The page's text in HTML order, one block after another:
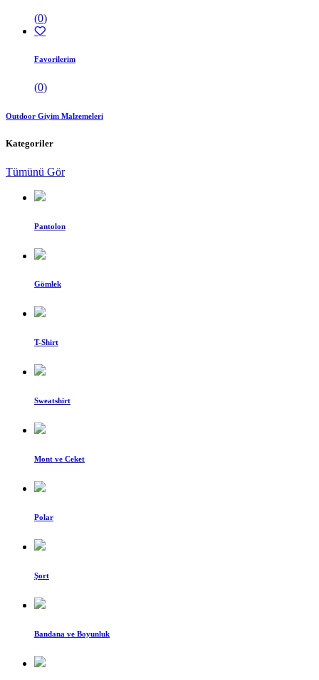
(0)
Favorilerim
(0)
Outdoor Giyim Malzemeleri
Kategoriler
Tümünü Gör
Pantolon
Gömlek
T-Shirt
Sweatshirt
Mont ve Ceket
Polar
Şort
Bandana ve Boyunluk